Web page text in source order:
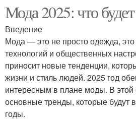
Мода 2025: что
Введение
Мода — это не просто одежда,
технологий и общественных
приносит новые тенденции,
жизни и стиль людей. 2025 год
интересным в плане моды. В
основные тренды, которые будут
годы.